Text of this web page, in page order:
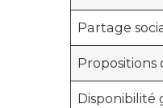
Partage
Propositions
Disponibilité